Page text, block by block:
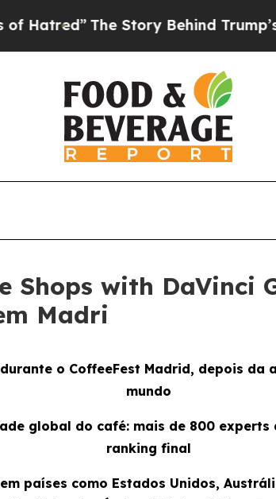
The Story Behind Trump’s Terrible
Shops with
Madri
o CoffeeFest Madrid, depois
mundo
global do café: mais de 800
ranking final
países como Estados Unidos,